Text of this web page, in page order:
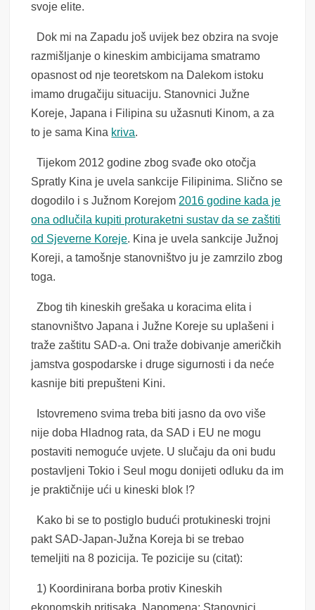
svoje elite.
Dok mi na Zapadu još uvijek bez obzira na svoje
razmišljanje o kineskim ambicijama smatramo
opasnost od nje teoretskom na Dalekom istoku
imamo drugačiju situaciju. Stanovnici Južne
Koreje, Japana i Filipina su užasnuti Kinom, a za
to je sama Kina kriva.
Tijekom 2012 godine zbog svađe oko otočja
Spratly Kina je uvela sankcije Filipinima. Slično se
dogodilo i s Južnom Korejom 2016 godine kada je
ona odlučila kupiti proturaketni sustav da se zaštiti
od Sjeverne Koreje. Kina je uvela sankcije Južnoj
Koreji, a tamošnje stanovništvo ju je zamrzilo zbog
toga.
Zbog tih kineskih grešaka u koracima elita i
stanovništvo Japana i Južne Koreje su uplašeni i
traže zaštitu SAD-a. Oni traže dobivanje američkih
jamstva gospodarske i druge sigurnosti i da neće
kasnije biti prepušteni Kini.
Istovremeno svima treba biti jasno da ovo više
nije doba Hladnog rata, da SAD i EU ne mogu
postaviti nemoguće uvjete. U slučaju da oni budu
postavljeni Tokio i Seul mogu donijeti odluku da im
je praktičnije ući u kineski blok !?
Kako bi se to postiglo budući protukineski trojni
pakt SAD-Japan-Južna Koreja bi se trebao
temeljiti na 8 pozicija. Te pozicije su (citat):
1) Koordinirana borba protiv Kineskih